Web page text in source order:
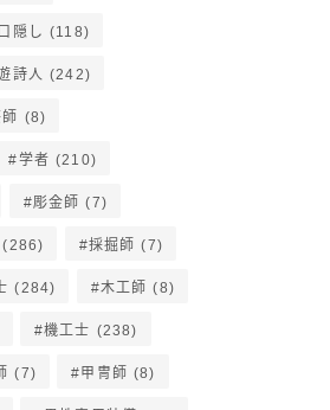
口隠し (118)
詩人 (242)
(8)
学者 (210)
彫金師 (7)
(286) 採掘師 (7)
(284) 木工師 (8)
機工士 (238)
(7) 甲冑師 (8)